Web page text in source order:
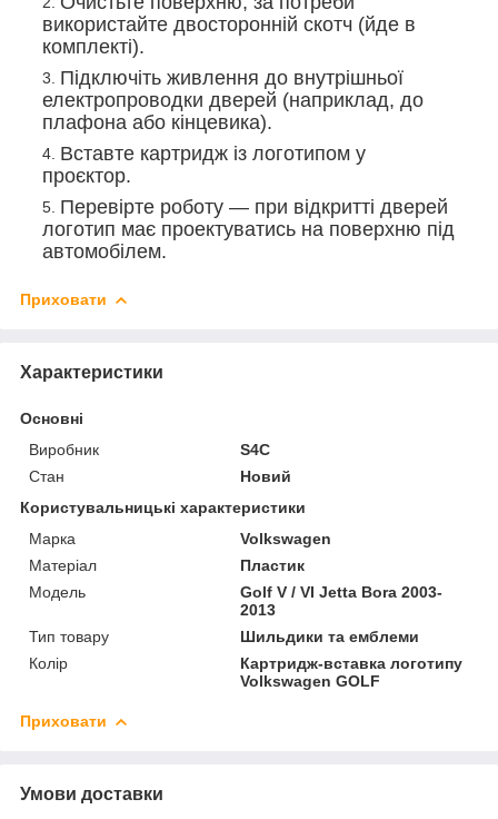
використайте двосторонній скотч (йде в
комплекті).
Підключіть живлення до внутрішньої
електропроводки дверей (наприклад, до
плафона або кінцевика).
Вставте картридж із логотипом у
проєктор.
Перевірте роботу — при відкритті дверей
логотип має проектуватись на поверхню під
автомобілем.
Приховати
Характеристики
Основні
Виробник
S4C
Стан
Новий
Користувальницькі характеристики
Марка
Volkswagen
Матеріал
Пластик
Мoдель
Golf V / VI Jetta Bora 2003-
2013
Тип товару
Шильдики та емблеми
Колір
Картридж-вставка логотипу
Volkswagen GOLF
Приховати
Умови доставки